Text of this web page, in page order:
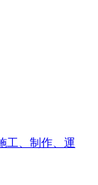
工、制作、運